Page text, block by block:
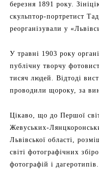
березня 1891 року.
скульптор-портретист
реорганізували у
У травні 1903 року
публічну творчу
тисяч людей. Відтоді
проводили щороку, за
Цікаво, що до Першої
Жевуських-
Львівської області,
світі фотографічних
фотографій і дагеротипів.